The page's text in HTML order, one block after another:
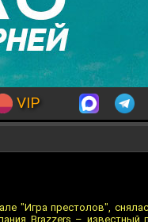
VIP
"Игра престолов",
Brazzers – известный